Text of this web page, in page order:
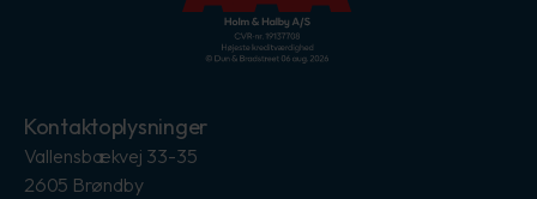
Kontaktoplysninger
Vallensbækvej 33-35
2605 Brøndby